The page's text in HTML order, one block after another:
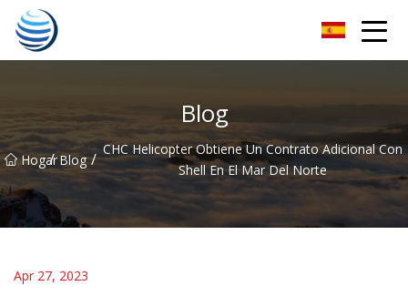
Blog
Hogar
/ Blog / CHC Helicopter Obtiene Un Contrato Adicional Con
Shell En El Mar Del Norte
Apr 27, 2023